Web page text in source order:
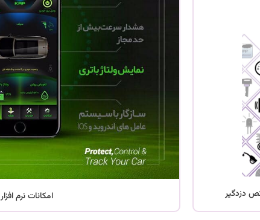
دزدگیر امکانات نرم افزار KRP